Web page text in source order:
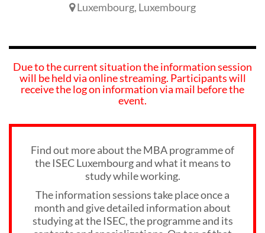
Luxembourg, Luxembourg
Due to the current situation the information session
will be held via online streaming. Participants will
receive the log on information via mail before the
event.
Find out more about the MBA programme of
the ISEC Luxembourg and what it means to
study while working.
The information sessions take place once a
month and give detailed information about
studying at the ISEC, the programme and its